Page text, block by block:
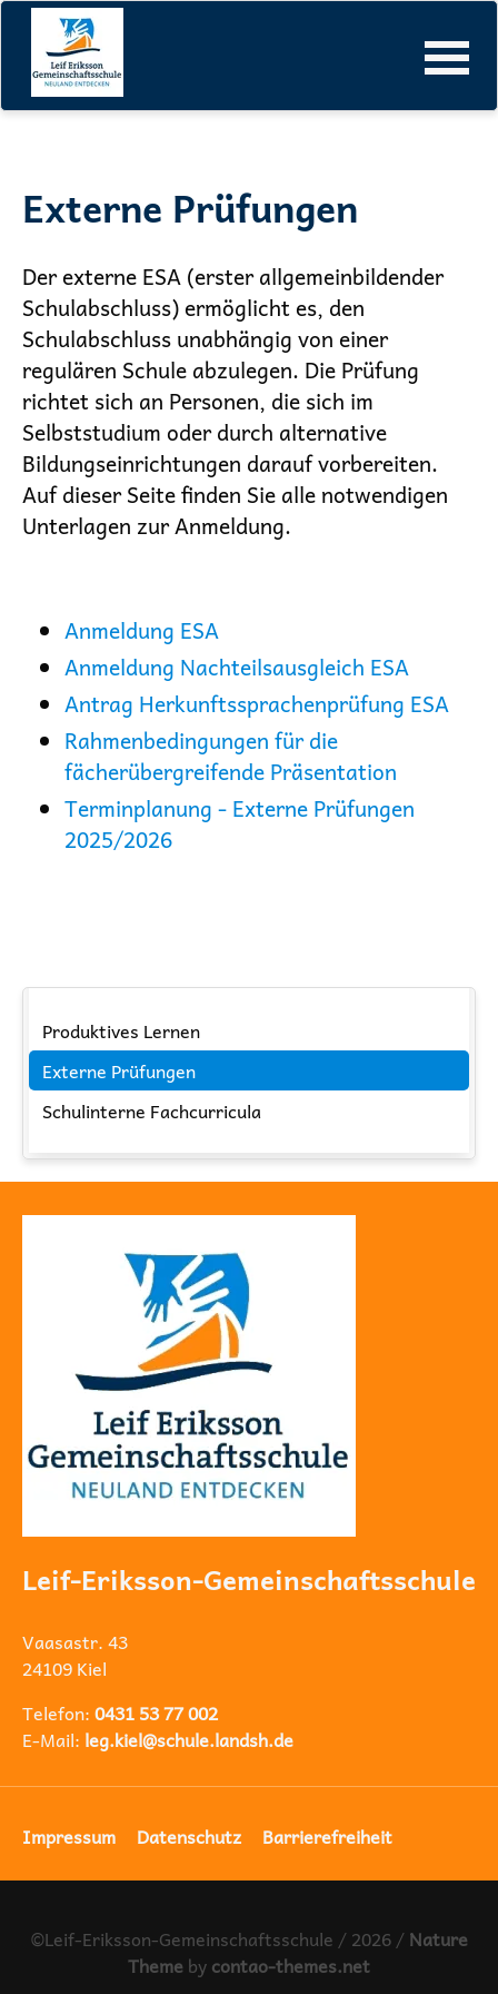
Navigation
Leif-Eriksson-Gemeinschaftsschule
Infos & Anmeldung
Externe Prüfungen
Der externe ESA (erster allgemeinbildender
Schulabschluss) ermöglicht es, den
Schulabschluss unabhängig von einer
regulären Schule abzulegen. Die Prüfung
richtet sich an Personen, die sich im
Selbststudium oder durch alternative
Bildungseinrichtungen darauf vorbereiten.
Auf dieser Seite finden Sie alle notwendigen
Unterlagen zur Anmeldung.
Anmeldung ESA
Anmeldung Nachteilsausgleich ESA
Antrag Herkunftssprachenprüfung ESA
Rahmenbedingungen für die
fächerübergreifende Präsentation
Terminplanung - Externe Prüfungen
2025/2026
überspringen
Produktives Lernen
Externe Prüfungen
Schulinterne Fachcurricula
Leif-Eriksson-Gemeinschaftsschule
Vaasastr. 43
24109 Kiel
Telefon:0431 53 77 002
E-Mail: leg.kiel@schule.landsh.de
überspringen
Impressum Datenschutz Barrierefreiheit
©Leif-Eriksson-Gemeinschaftsschule / 2026 /Nature
Theme bycontao-themes.net